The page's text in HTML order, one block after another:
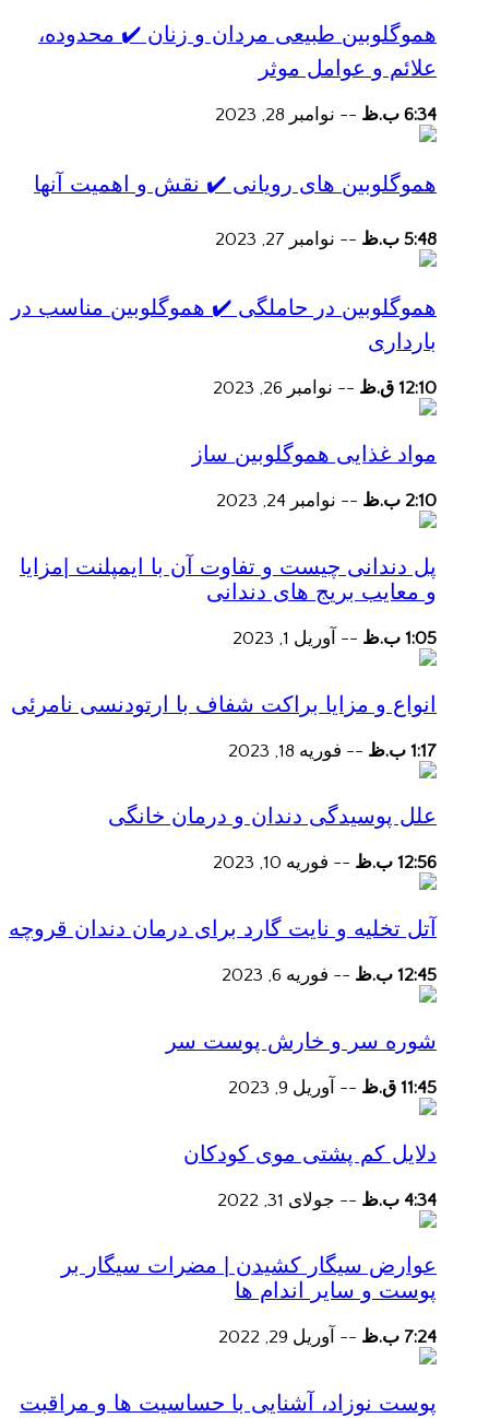
هموگلوبین طبیعی مردان و زنان ✔️ محدوده،
علائم و عوامل موثر
6:34 ب.ظ -- نوامبر 28, 2023
هموگلوبین های رویانی ✔️ نقش و اهمیت آنها
5:48 ب.ظ -- نوامبر 27, 2023
هموگلوبین در حاملگی ✔️ هموگلوبین مناسب در
بارداری
12:10 ق.ظ -- نوامبر 26, 2023
مواد غذایی هموگلوبین ساز
2:10 ب.ظ -- نوامبر 24, 2023
پل دندانی چیست و تفاوت آن با ایمپلنت |مزایا
و معایب بریج های دندانی
1:05 ب.ظ -- آوریل 1, 2023
انواع و مزایا براکت شفاف با ارتودنسی نامرئی
1:17 ب.ظ -- فوریه 18, 2023
علل پوسیدگی دندان و درمان خانگی
12:56 ب.ظ -- فوریه 10, 2023
آتل تخلیه و نایت گارد برای درمان دندان قروچه
12:45 ب.ظ -- فوریه 6, 2023
شوره سر و خارش پوست سر
11:45 ق.ظ -- آوریل 9, 2023
دلایل کم پشتی موی کودکان
4:34 ب.ظ -- جولای 31, 2022
عوارض سیگار کشیدن | مضرات سیگار بر
پوست و سایر اندام ها
7:24 ب.ظ -- آوریل 29, 2022
پوست نوزاد، آشنایی با حساسیت ها و مراقبت